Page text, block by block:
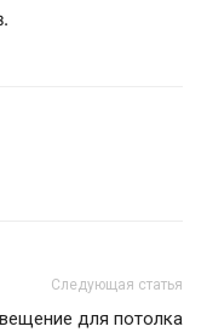
Следующая статья
для потолка